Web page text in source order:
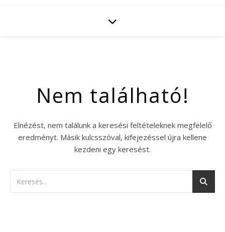
Nem található!
Elnézést, nem találunk a keresési feltételeknek megfelelő
eredményt. Másik kulcsszóval, kifejezéssel újra kellene
kezdeni egy keresést.